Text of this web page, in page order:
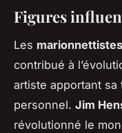
Figures
Les
contribué à
artiste apportant
personnel. Jim
révolutionné le